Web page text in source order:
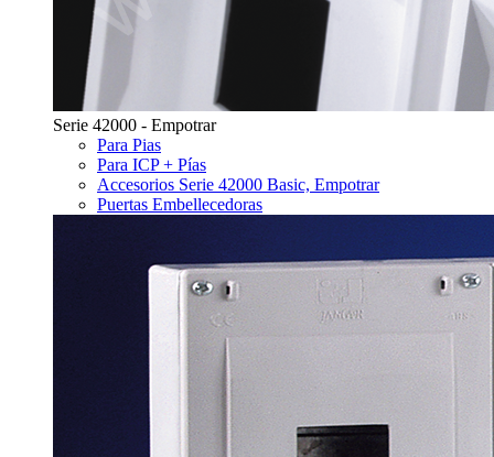
Serie 42000 - Empotrar
Para Pias
Para ICP + Pías
Accesorios Serie 42000 Basic, Empotrar
Puertas Embellecedoras